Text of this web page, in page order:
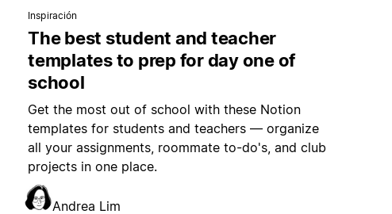
Inspiración
The best student and teacher
templates to prep for day one of
school
Get the most out of school with these Notion
templates for students and teachers — organize
all your assignments, roommate to-do's, and club
projects in one place.
Andrea Lim